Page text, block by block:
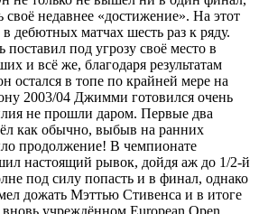
своё недавнее «достижение». На этот
дебютных матчах шесть раз к ряду.
поставил под угрозу своё место в
и всё же, благодаря результатам
остался в топе по крайней мере на
2003/04 Джимми готовился очень
не прошли даром. Первые два
как обычно, выбыв на ранних
продолжение! В чемпионате
настоящий рывок, дойдя аж до 1/2-й
под силу попасть и в финал, однако
дожать Мэттью Стивенса и в итоге
учреждённом European Open